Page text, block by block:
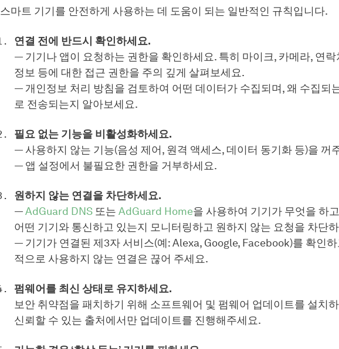
스마트 기기를 안전하게 사용하는 데 도움이 되는 일반적인 규칙입니다.
연결 전에 반드시 확인하세요.
— 기기나 앱이 요청하는 권한을 확인하세요. 특히 마이크, 카메라, 연락
정보 등에 대한 접근 권한을 주의 깊게 살펴보세요.
— 개인정보 처리 방침을 검토하여 어떤 데이터가 수집되며, 왜 수집되
로 전송되는지 알아보세요.
필요 없는 기능을 비활성화하세요.
— 사용하지 않는 기능(음성 제어, 원격 액세스, 데이터 동기화 등)을 꺼
— 앱 설정에서 불필요한 권한을 거부하세요.
원하지 않는 연결을 차단하세요.
—AdGuard DNS 또는 AdGuard Home을 사용하여 기기가 무엇을 하
어떤 기기와 통신하고 있는지 모니터링하고 원하지 않는 요청을 차단
— 기기가 연결된 제3자 서비스(예: Alexa, Google, Facebook)를 확인
적으로 사용하지 않는 연결은 끊어 주세요.
펌웨어를 최신 상태로 유지하세요.
보안 취약점을 패치하기 위해 소프트웨어 및 펌웨어 업데이트를 설치
신뢰할 수 있는 출처에서만 업데이트를 진행해주세요.